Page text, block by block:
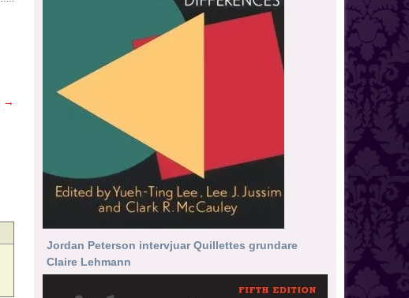
→
Jordan Peterson intervjuar Quillettes grundare
Claire Lehmann